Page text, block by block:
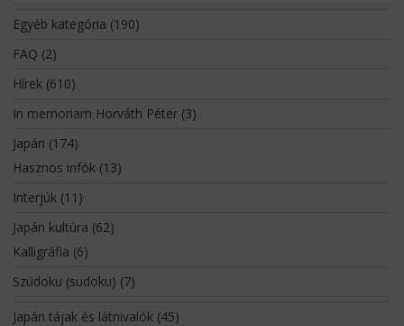
Egyéb kategória (190)
FAQ (2)
Hírek(610)
In memoriam Horváth Péter(3)
Japán (174)
Hasznos infók(13)
Interjúk(11)
Japán kultúra (62)
Kalligráfia (6)
Szúdoku (sudoku) (7)
Japán tájak és látnivalók(45)